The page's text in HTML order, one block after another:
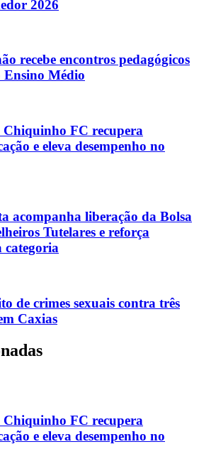
2026
recebe encontros pedagógicos
Ensino Médio
Chiquinho FC recupera
e eleva desempenho no
acompanha liberação da Bolsa
Tutelares e reforça
categoria
de crimes sexuais contra três
Caxias
Chiquinho FC recupera
e eleva desempenho no